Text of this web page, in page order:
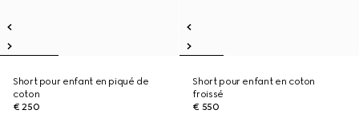
Short pour enfant en piqué de
coton
€ 250
Short pour enfant en coton
froissé
€ 550